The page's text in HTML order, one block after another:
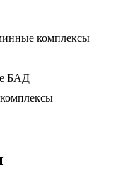
комплексы
БАД